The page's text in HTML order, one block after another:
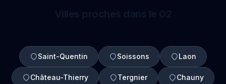
Saint-Quentin Soissons Laon
Château-Thierry Tergnier Chauny